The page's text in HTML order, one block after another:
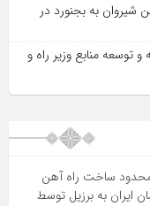
به بجنورد در
توسعه منابع وزیر راه و
محدود ساخت راه آهن
ایران به برزیل توسط